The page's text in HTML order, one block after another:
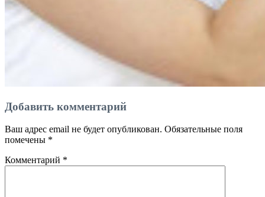
Добавить комментарий
Ваш адрес email не будет опубликован. Обязательные поля
помечены *
Комментарий *